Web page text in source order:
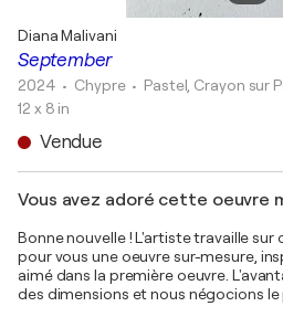
September
Diana Malivani
2024 • Chypre • Pastel, Crayon sur
12 x 8 in
Vendue
Vous avez adoré cette oeuvre
Bonne nouvelle ! L'artiste travaille
pour vous une oeuvre sur-mesure,
aimé dans la première oeuvre.
des dimensions et nous négocions le